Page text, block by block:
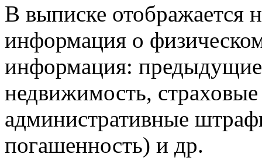
В выписке отображается
информация о
информация:
недвижимость,
административные
погашенность) и др.